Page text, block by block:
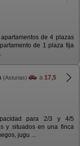
de 4 plazas
de 1 plaza fija
(Asturias) a 17,5
para 2/3 y 4/5
y situados en una finca
jugu ...